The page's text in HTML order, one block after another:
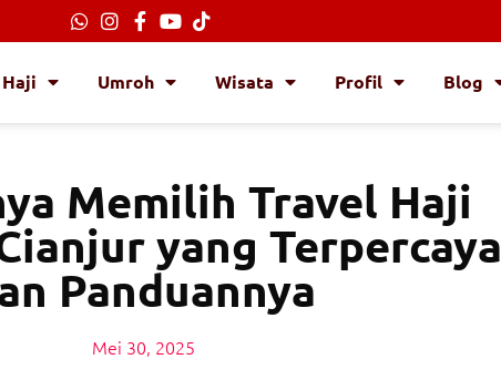
Haji Umroh Wisata Profil Blog
Memilih Travel Haji
yang Terpercaya
Panduannya
Mei 30, 2025